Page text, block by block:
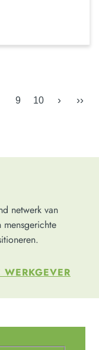
9 10 › ››
netwerk van